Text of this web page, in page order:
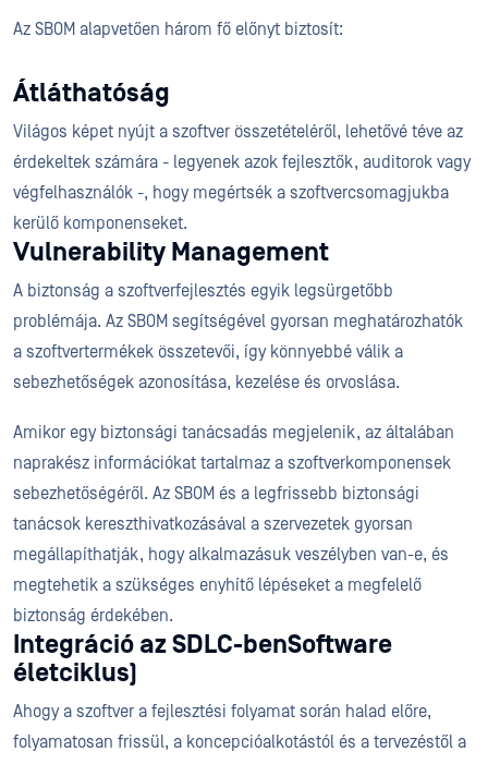
Az SBOM alapvetően három fő előnyt biztosít:
Átláthatóság
Világos képet nyújt a szoftver összetételéről, lehetővé téve az
érdekeltek számára - legyenek azok fejlesztők, auditorok vagy
végfelhasználók -, hogy megértsék a szoftvercsomagjukba
kerülő komponenseket.
Vulnerability Management
A biztonság a szoftverfejlesztés egyik legsürgetőbb
problémája. Az SBOM segítségével gyorsan meghatározhatók
a szoftvertermékek összetevői, így könnyebbé válik a
sebezhetőségek azonosítása, kezelése és orvoslása.
Amikor egy biztonsági tanácsadás megjelenik, az általában
naprakész információkat tartalmaz a szoftverkomponensek
sebezhetőségéről. Az SBOM és a legfrissebb biztonsági
tanácsok kereszthivatkozásával a szervezetek gyorsan
megállapíthatják, hogy alkalmazásuk veszélyben van-e, és
megtehetik a szükséges enyhítő lépéseket a megfelelő
biztonság érdekében.
Integráció az SDLC-benSoftware
életciklus)
Ahogy a szoftver a fejlesztési folyamat során halad előre,
folyamatosan frissül, a koncepcióalkotástól és a tervezéstől a